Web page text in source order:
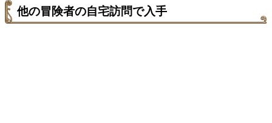
他の冒険者の自宅訪問で入手